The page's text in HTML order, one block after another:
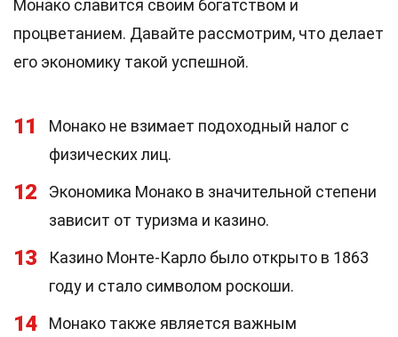
Монако славится своим богатством и
процветанием. Давайте рассмотрим, что делает
его экономику такой успешной.
11
Монако не взимает подоходный налог с
физических лиц.
12
Экономика Монако в значительной степени
зависит от туризма и казино.
13
Казино Монте-Карло было открыто в 1863
году и стало символом роскоши.
14
Монако также является важным